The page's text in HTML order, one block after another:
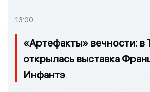
13:00
«Артефакты» вечности: в
открылась выставка
Инфантэ